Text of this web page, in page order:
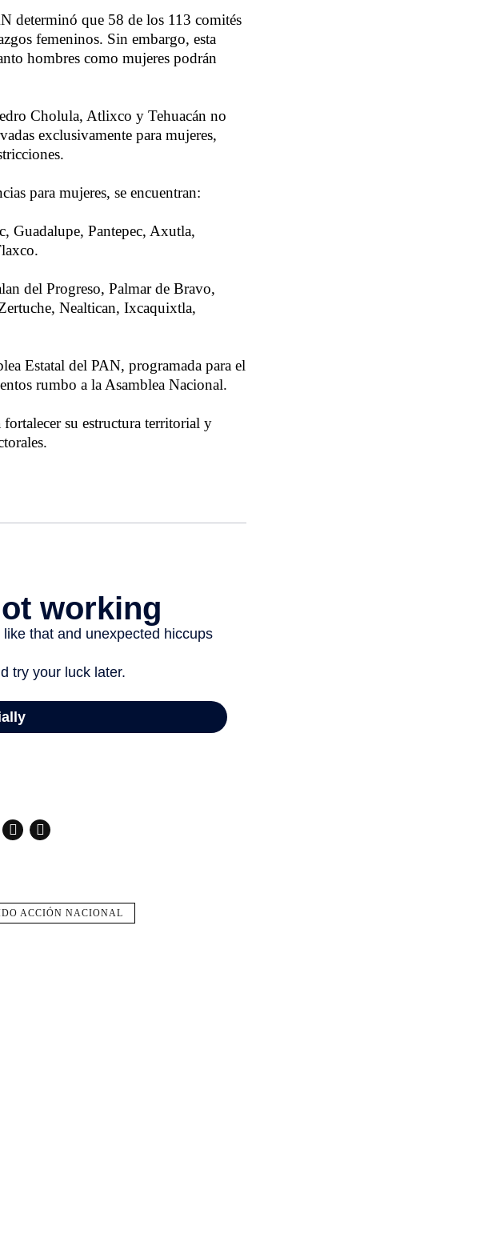
determinó que 58 de los 113 comités
femeninos. Sin embargo, esta
hombres como mujeres podrán
Cholula, Atlixco y Tehuacán no
exclusivamente para mujeres,
para mujeres, se encuentran:
Guadalupe, Pantepec, Axutla,
del Progreso, Palmar de Bravo,
Nealtican, Ixcaquixtla,
Estatal del PAN, programada para el
rumbo a la Asamblea Nacional.
su estructura territorial y
ACCIÓN NACIONAL